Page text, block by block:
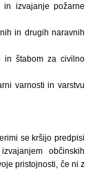
in izvajanje požarne
in drugih naravnih
in štabom za civilno
varnosti in varstvu
se kršijo predpisi
občinskih
pristojnosti, če ni z